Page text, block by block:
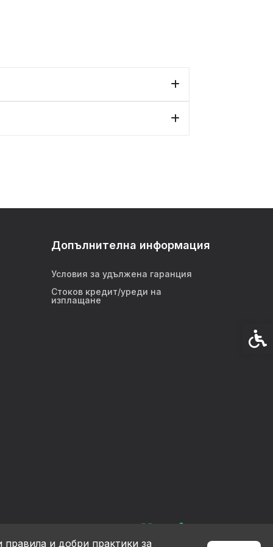
и добри практики за
Допълнителна информация
Условия за удължена гаранция
Стоков кредит/уреди на
изплащане